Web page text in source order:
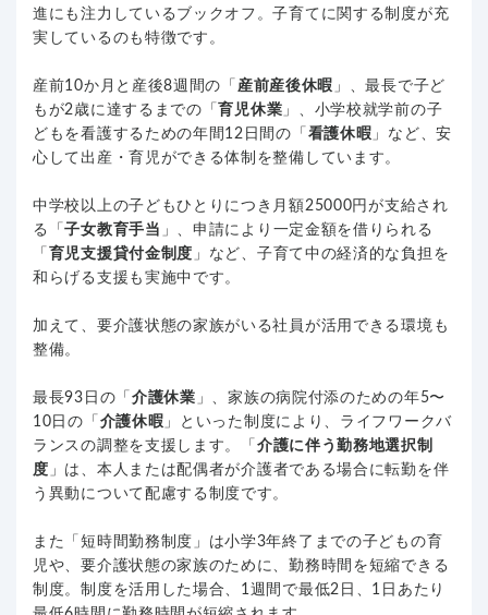
進にも注力しているブックオフ。子育てに関する制度が充
実しているのも特徴です。
産前10か月と産後8週間の「 産前産後休暇 」、最長で子ど
もが2歳に達するまでの「 育児休業 」、小学校就学前の子
どもを看護するための年間12日間の「 看護休暇 」など、安
心して出産・育児ができる体制を整備しています。
中学校以上の子どもひとりにつき月額25000円が支給され
る「子女教育手当 」、申請により一定金額を借りられる
「 育児支援貸付金制度 」など、子育て中の経済的な負担を
和らげる支援も実施中です。
加えて、要介護状態の家族がいる社員が活用できる環境も
整備。
最長93日の「 介護休業 」、家族の病院付添のための年5〜
10日の「 介護休暇 」といった制度により、ライフワークバ
ランスの調整を支援します。「 介護に伴う勤務地選択制
度 」は、本人または配偶者が介護者である場合に転勤を伴
う異動について配慮する制度です。
また「短時間勤務制度」は小学3年終了までの子どもの育
児や、要介護状態の家族のために、勤務時間を短縮できる
制度。制度を活用した場合、1週間で最低2日、1日あたり